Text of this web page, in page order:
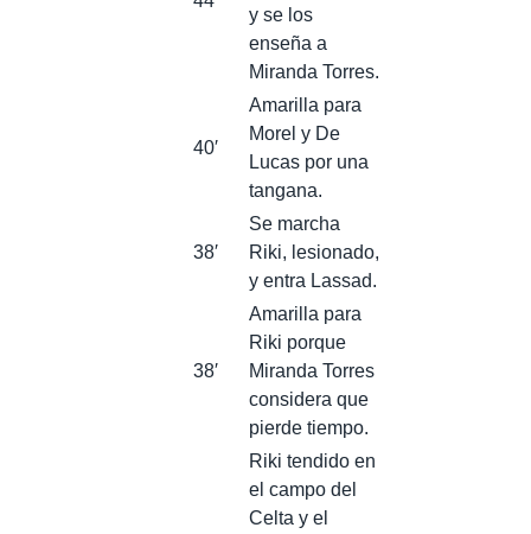
y se los
enseña a
Miranda Torres.
40′
Amarilla para
Morel y De
Lucas por una
tangana.
38′
Se marcha
Riki, lesionado,
y entra Lassad.
38′
Amarilla para
Riki porque
Miranda Torres
considera que
pierde tiempo.
Riki tendido en
el campo del
Celta y el